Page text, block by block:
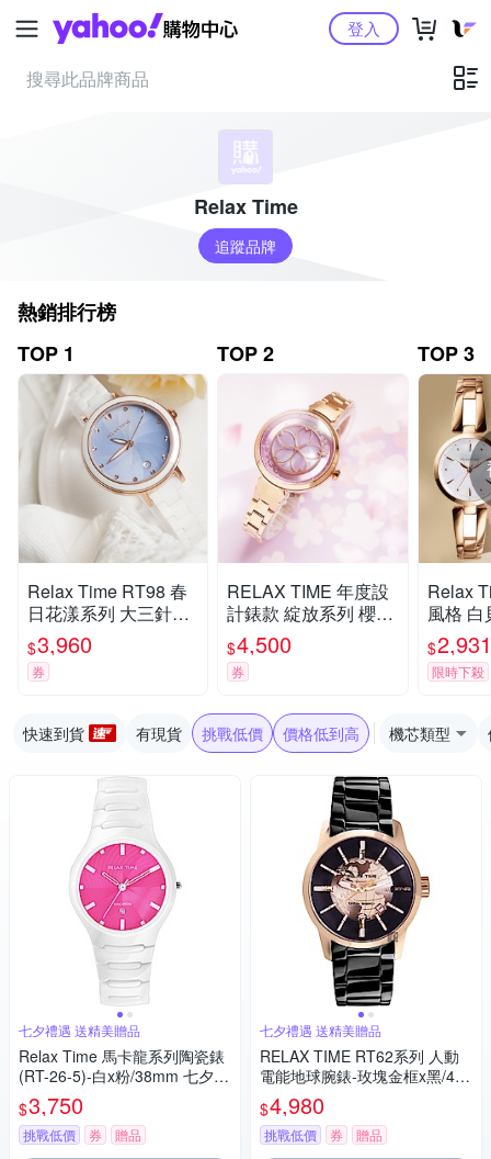
Yahoo購物中心登入
Relax Time
追蹤品牌
熱銷排行榜
TOP 1
Relax Time RT98 春
日花漾系列 大三針陶
瓷女錶-白x藍/36mm
RT-98-5 七夕寵愛季
送禮推薦
$3,960
券
TOP 2
RELAX TIME 年度設
計錶款 綻放系列 櫻花
手錶-粉紫 RT-72-6 七
夕寵愛季 送禮推薦
$4,500
券
TOP 3
Relax
風格 白
氣質
禮物 推
$2,931
限時下殺
快速到貨 有現貨 挑戰低價 價格低到高 機芯類型
七夕禮遇 送精美贈品
Relax Time 馬卡龍系列陶瓷錶
(RT-26-5)-白x粉/38mm 七夕寵
愛季 送禮推薦
$3,750
挑戰低價 券 贈品
七夕禮遇 送精美贈品
RELAX TIME RT62系列 人動
電能地球腕錶-玫塊金框x黑/45
mm 七夕寵愛季 送禮推薦
$4,980
挑戰低價 券 贈品